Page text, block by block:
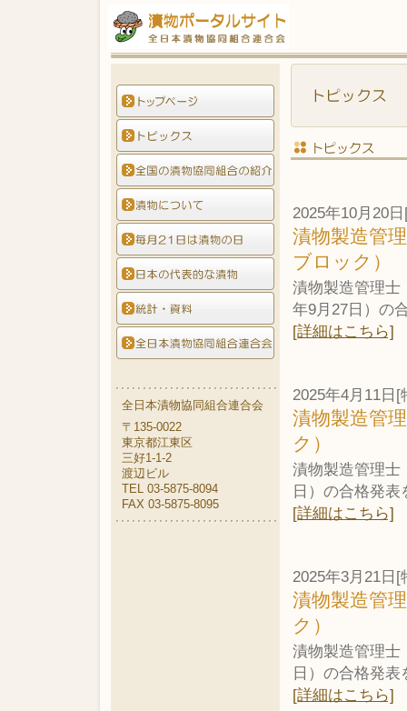
全日本漬物協同組合連合会
〒135-0022
東京都江東区
三好1-1-2
渡辺ビル
TEL 03-5875-8094
FAX 03-5875-8095
2025年10月20
漬物製造管
ブロック）
漬物製造管理士
年9月27日）の
[詳細はこちら]
2025年4月11日[
漬物製造管
ク）
漬物製造管理
日）の合格発
[詳細はこちら]
2025年3月21日[
漬物製造管
ク）
漬物製造管理
日）の合格発
[詳細はこちら]